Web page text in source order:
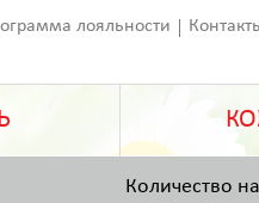
лояльности
Количество